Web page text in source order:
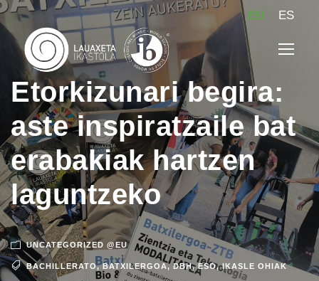
EU ES
Etorkizunari begira:
aste inspiratzaile bat
erabakiak hartzen
laguntzeko
UNCATEGORIZED @EU
BACHILLERATO, BATXILERGOA, DBH, ESO, IKASLE OHIAK